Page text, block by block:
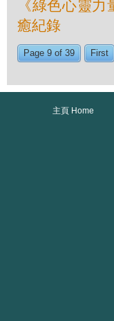
《綠色心靈
癒紀錄
Page 9 of 39 First
主頁 Home